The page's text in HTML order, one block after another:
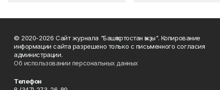
© 2020-2026 Сайт журнала "Башҡортостан ҡыҙы". Копирование
информации сайта разрешено только с письменного согласия
администрации.
Об использовании персональных данных
Телефон